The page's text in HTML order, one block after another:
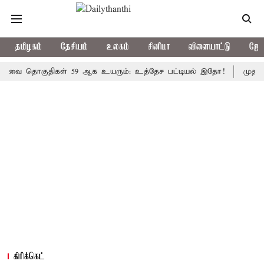
தமிழகம் தேசியம் உலகம் சினிமா விளையாட்டு
59 ஆக உயரும்: உத்தேச பட்டியல் இதோ! முதல்-
கிரிக்கெட்